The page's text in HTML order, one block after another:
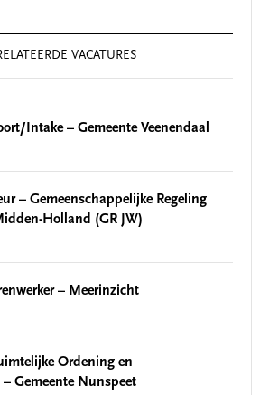
VACATURES
Intake – Gemeente Veenendaal
– Gemeenschappelijke Regeling
Holland (GR JW)
– Meerinzicht
Ordening en
Gemeente Nunspeet